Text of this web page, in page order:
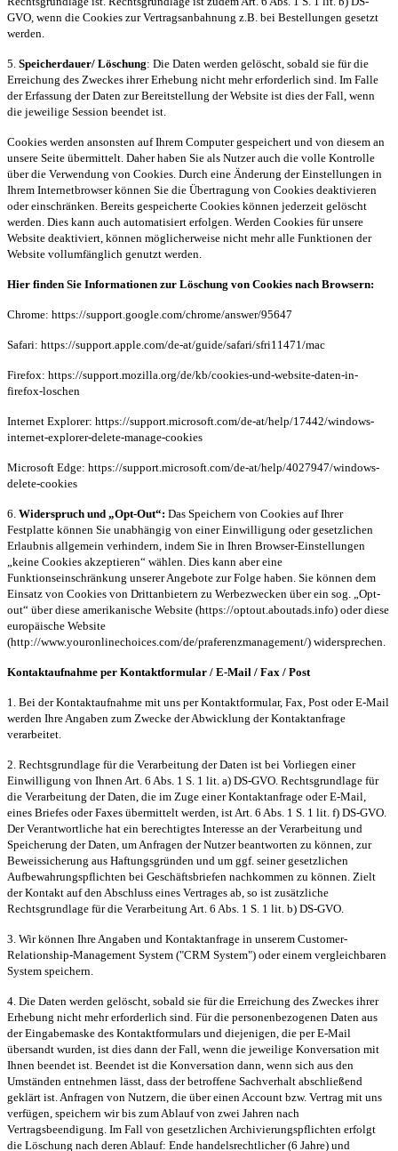
GVO, wenn die Cookies zur Vertragsanbahnung z.B. bei Bestellungen gesetzt
werden.
5. Speicherdauer/ Löschung: Die Daten werden gelöscht, sobald sie für die
Erreichung des Zweckes ihrer Erhebung nicht mehr erforderlich sind. Im Falle
der Erfassung der Daten zur Bereitstellung der Website ist dies der Fall, wenn
die jeweilige Session beendet ist.
Cookies werden ansonsten auf Ihrem Computer gespeichert und von diesem an
unsere Seite übermittelt. Daher haben Sie als Nutzer auch die volle Kontrolle
über die Verwendung von Cookies. Durch eine Änderung der Einstellungen in
Ihrem Internetbrowser können Sie die Übertragung von Cookies deaktivieren
oder einschränken. Bereits gespeicherte Cookies können jederzeit gelöscht
werden. Dies kann auch automatisiert erfolgen. Werden Cookies für unsere
Website deaktiviert, können möglicherweise nicht mehr alle Funktionen der
Website vollumfänglich genutzt werden.
Hier finden Sie Informationen zur Löschung von Cookies nach Browsern:
Chrome: https://support.google.com/chrome/answer/95647
Safari: https://support.apple.com/de-at/guide/safari/sfri11471/mac
Firefox: https://support.mozilla.org/de/kb/cookies-und-website-daten-in-
firefox-loschen
Internet Explorer: https://support.microsoft.com/de-at/help/17442/windows-
internet-explorer-delete-manage-cookies
Microsoft Edge: https://support.microsoft.com/de-at/help/4027947/windows-
delete-cookies
6. Widerspruch und „Opt-Out“: Das Speichern von Cookies auf Ihrer
Festplatte können Sie unabhängig von einer Einwilligung oder gesetzlichen
Erlaubnis allgemein verhindern, indem Sie in Ihren Browser-Einstellungen
„keine Cookies akzeptieren“ wählen. Dies kann aber eine
Funktionseinschränkung unserer Angebote zur Folge haben. Sie können dem
Einsatz von Cookies von Drittanbietern zu Werbezwecken über ein sog. „Opt-
out“ über diese amerikanische Website (https://optout.aboutads.info) oder diese
europäische Website
(http://www.youronlinechoices.com/de/praferenzmanagement/) widersprechen.
Kontaktaufnahme per Kontaktformular / E-Mail / Fax / Post
1. Bei der Kontaktaufnahme mit uns per Kontaktformular, Fax, Post oder E-Mail
werden Ihre Angaben zum Zwecke der Abwicklung der Kontaktanfrage
verarbeitet.
2. Rechtsgrundlage für die Verarbeitung der Daten ist bei Vorliegen einer
Einwilligung von Ihnen Art. 6 Abs. 1 S. 1 lit. a) DS-GVO. Rechtsgrundlage für
die Verarbeitung der Daten, die im Zuge einer Kontaktanfrage oder E-Mail,
eines Briefes oder Faxes übermittelt werden, ist Art. 6 Abs. 1 S. 1 lit. f) DS-GVO.
Der Verantwortliche hat ein berechtigtes Interesse an der Verarbeitung und
Speicherung der Daten, um Anfragen der Nutzer beantworten zu können, zur
Beweissicherung aus Haftungsgründen und um ggf. seiner gesetzlichen
Aufbewahrungspflichten bei Geschäftsbriefen nachkommen zu können. Zielt
der Kontakt auf den Abschluss eines Vertrages ab, so ist zusätzliche
Rechtsgrundlage für die Verarbeitung Art. 6 Abs. 1 S. 1 lit. b) DS-GVO.
3. Wir können Ihre Angaben und Kontaktanfrage in unserem Customer-
Relationship-Management System ("CRM System") oder einem vergleichbaren
System speichern.
4. Die Daten werden gelöscht, sobald sie für die Erreichung des Zweckes ihrer
Erhebung nicht mehr erforderlich sind. Für die personenbezogenen Daten aus
der Eingabemaske des Kontaktformulars und diejenigen, die per E-Mail
übersandt wurden, ist dies dann der Fall, wenn die jeweilige Konversation mit
Ihnen beendet ist. Beendet ist die Konversation dann, wenn sich aus den
Umständen entnehmen lässt, dass der betroffene Sachverhalt abschließend
geklärt ist. Anfragen von Nutzern, die über einen Account bzw. Vertrag mit uns
verfügen, speichern wir bis zum Ablauf von zwei Jahren nach
Vertragsbeendigung. Im Fall von gesetzlichen Archivierungspflichten erfolgt
die Löschung nach deren Ablauf: Ende handelsrechtlicher (6 Jahre) und